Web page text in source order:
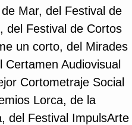
Mar, del Festival de
del Festival de Cortos
un corto, del Mirades
Audiovisual
Cortometraje Social
Lorca, de la
del Festival ImpulsArte